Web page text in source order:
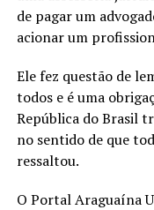
de pagar um
acionar um
Ele fez questão de
todos e é uma
República do Brasil
no sentido de que
ressaltou.
O Portal Araguaína